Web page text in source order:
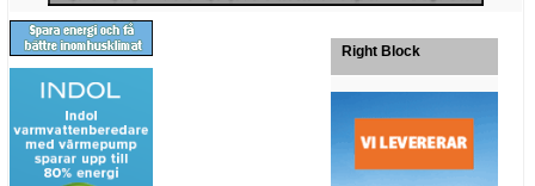
Right Block